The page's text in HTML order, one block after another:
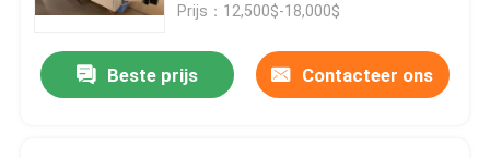
Prijs：12,500$-18,000$
Beste prijs Contacteer ons